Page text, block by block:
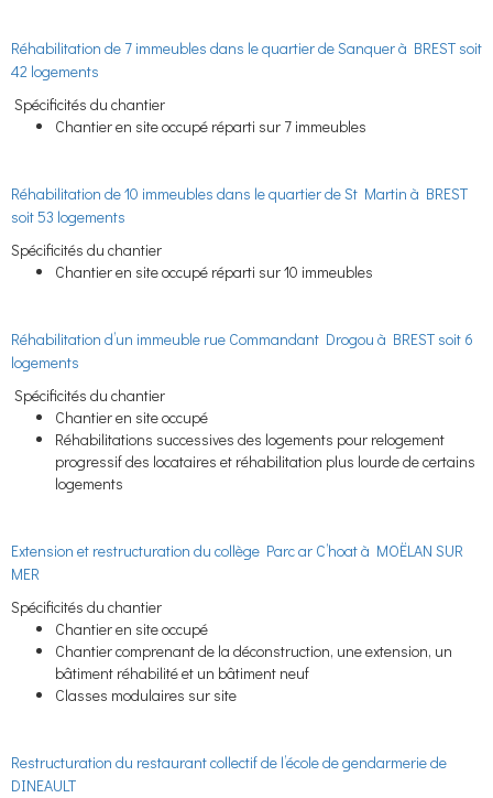
Réhabilitation de 7 immeubles dans le quartier de Sanquer à BREST soit
42 logements
Spécificités du chantier
Chantier en site occupé réparti sur 7 immeubles
Réhabilitation de 10 immeubles dans le quartier de St Martin à BREST
soit 53 logements
Spécificités du chantier
Chantier en site occupé réparti sur 10 immeubles
Réhabilitation d’un immeuble rue Commandant Drogou à BREST soit 6
logements
Spécificités du chantier
Chantier en site occupé
Réhabilitations successives des logements pour relogement
progressif des locataires et réhabilitation plus lourde de certains
logements
Extension et restructuration du collège Parc ar C’hoat à MOËLAN SUR
MER
Spécificités du chantier
Chantier en site occupé
Chantier comprenant de la déconstruction, une extension, un
bâtiment réhabilité et un bâtiment neuf
Classes modulaires sur site
Restructuration du restaurant collectif de l’école de gendarmerie de
DINEAULT